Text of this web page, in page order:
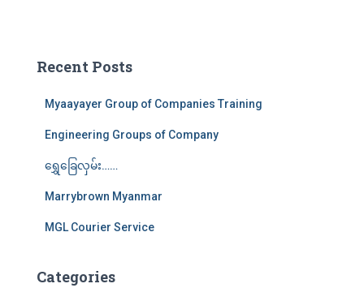
Recent Posts
Myaayayer Group of Companies Training
Engineering Groups of Company
ရွှေခြေလှမ်း……
Marrybrown Myanmar
MGL Courier Service
Categories